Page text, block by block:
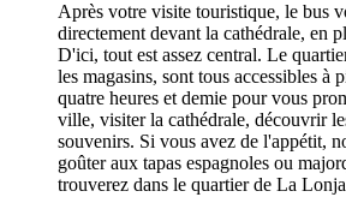
Après votre visite touristique, le bus
directement devant la cathédrale, en
D'ici, tout est assez central. Le
les magasins, sont tous accessibles à
quatre heures et demie pour vous
ville, visiter la cathédrale, découvrir
souvenirs. Si vous avez de l'appétit,
goûter aux tapas espagnoles ou
trouverez dans le quartier de La